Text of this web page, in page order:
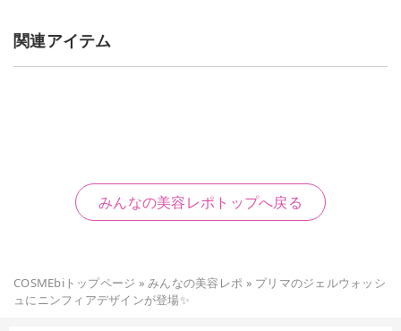
関連アイテム
みんなの美容レポトップへ戻る
COSMEbiトップページ »みんなの美容レポ » プリマのジェルウォッシ
ュにニンフィアデザインが登場✨